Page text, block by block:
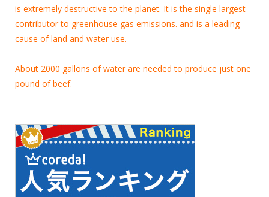
is extremely destructive to the planet. It is the single largest
contributor to greenhouse gas emissions. and is a leading
cause of land and water use.
About 2000 gallons of water are needed to produce just one
pound of beef.